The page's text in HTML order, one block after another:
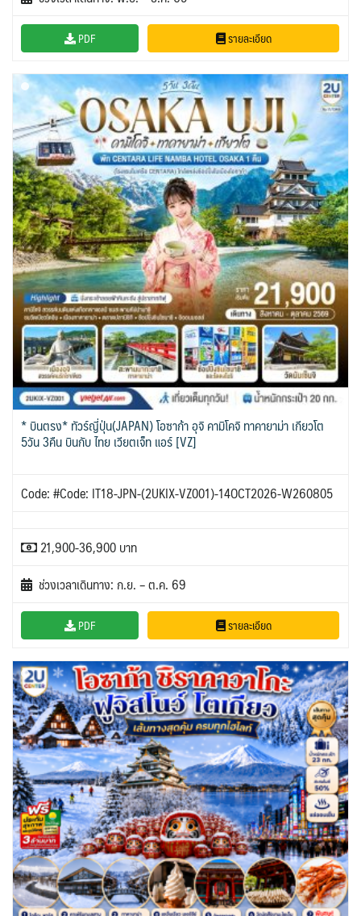
PDF รายละเอียด
* บินตรง* ทัวร์ญี่ปุ่น(JAPAN) โอซาก้า อุจิ คามิโคจิ ทาคายาม่า เกียวโต
5วัน 3คืน บินกับ ไทย เวียตเจ็ท แอร์ [VZ]
Code: #Code: IT18-JPN-(2UKIX-VZ001)-14OCT2026-W260805
21,900-36,900 บาท
ช่วงเวลาเดินทาง: ก.ย. – ต.ค. 69
PDF รายละเอียด